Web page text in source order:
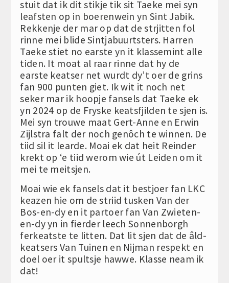
stuit dat ik dit stikje tik sit Taeke mei syn
leafsten op in boerenwein yn Sint Jabik.
Rekkenje der mar op dat de strjitten fol
rinne mei blide Sintjabuurtsters. Harren
Taeke stiet no earste yn it klassemint alle
tiden. It moat al raar rinne dat hy de
earste keatser net wurdt dy’t oer de grins
fan 900 punten giet. Ik wit it noch net
seker mar ik hoopje fansels dat Taeke ek
yn 2024 op de Fryske keatsfjilden te sjen is.
Mei syn trouwe maat Gert-Anne en Erwin
Zijlstra falt der noch genôch te winnen. De
tiid sil it learde. Moai ek dat heit Reinder
krekt op ‘e tiid werom wie út Leiden om it
mei te meitsjen.
Moai wie ek fansels dat it bestjoer fan LKC
keazen hie om de striid tusken Van der
Bos-en-dy en it partoer fan Van Zwieten-
en-dy yn in fierder leech Sonnenborgh
ferkeatste te litten. Dat lit sjen dat de âld-
keatsers Van Tuinen en Nijman respekt en
doel oer it spultsje hawwe. Klasse neam ik
dat!